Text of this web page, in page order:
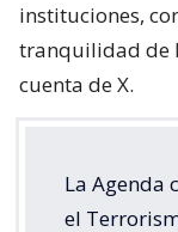
instituciones,
tranquilidad de
cuenta de X.
La Agenda
el